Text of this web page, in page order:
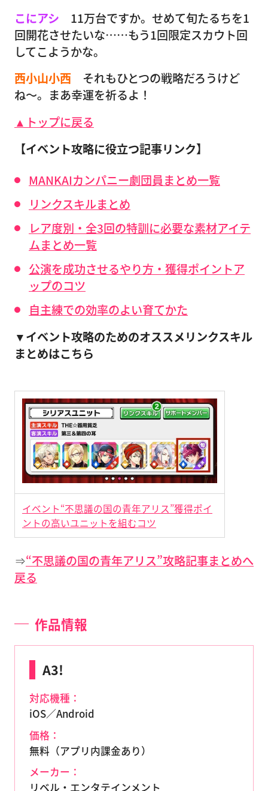
こにアシ 11万台ですか。せめて旬たるちを1
回開花させたいな……もう1回限定スカウト回
してこようかな。
西小山小西 それもひとつの戦略だろうけど
ね〜。まあ幸運を祈るよ！
▲トップに戻る
【イベント攻略に役立つ記事リンク】
MANKAIカンパニー劇団員まとめ一覧
リンクスキルまとめ
レア度別・全3回の特訓に必要な素材アイテ
ムまとめ一覧
公演を成功させるやり方・獲得ポイントア
ップのコツ
自主練での効率のよい育てかた
▼イベント攻略のためのオススメリンクスキル
まとめはこちら
イベント“不思議の国の青年アリス”獲得ポイ
ントの高いユニットを組むコツ
⇒“不思議の国の青年アリス”攻略記事まとめへ
戻る
作品情報
A3!
対応機種：
iOS／Android
価格：
無料（アプリ内課金あり）
メーカー：
リベル・エンタテインメント